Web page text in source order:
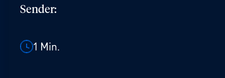
Sender:
1 Min.